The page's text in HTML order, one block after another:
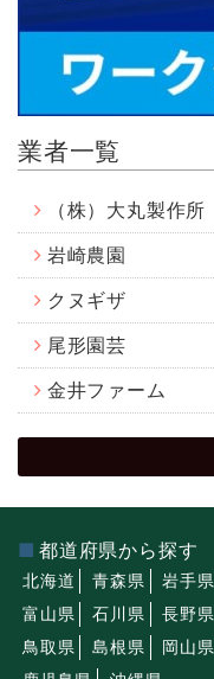
業者一覧
（株）大丸製作所
岩崎農園
クヌギザ
尾形園芸
金井ファーム
都道府県から探す
北海道 青森県 岩手県
富山県
石川県 長野県
鳥取県
島根県 岡山県